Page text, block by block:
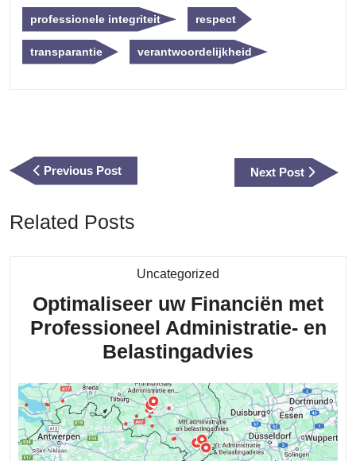
professionele integriteit respect
transparantie verantwoordelijkheid
Previous PostPrevious
Post
Next Post
Next
Post
Related Posts
Uncategorized
Optimaliseer uw Financiën met
Professioneel Administratie- en
Belastingadvies
Financiën
met